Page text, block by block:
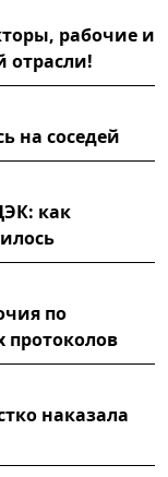
рабочие и
отрасли!
на соседей
как
по
наказала